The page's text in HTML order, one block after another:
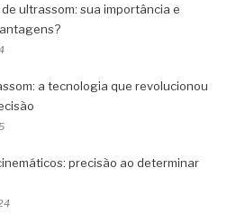
ultrassom: sua importância e
a tecnologia que revolucionou
precisão ao determinar